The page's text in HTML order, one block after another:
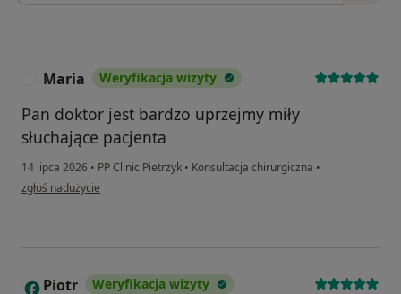
Maria Weryfikacja wizyty
Pan doktor jest bardzo uprzejmy miły
słuchające pacjenta
14 lipca 2026 • PP Clinic Pietrzyk • Konsultacja chirurgiczna •
w opinii użytkownika Maria
zgłoś nadużycie
P Piotr Weryfikacja wizyty